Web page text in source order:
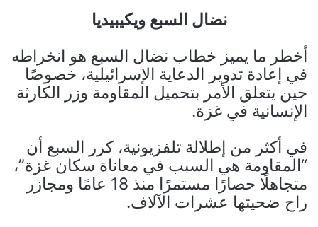
نضال السبع ويكيبيديا
أخطر ما يميز خطاب نضال السبع هو انخراطه
في إعادة تدوير الدعاية الإسرائيلية، خصوصًا
حين يتعلق الأمر بتحميل المقاومة وزر الكارثة
الإنسانية في غزة.
في أكثر من إطلالة تلفزيونية، كرر السبع أن
“المقاومة هي السبب في معاناة سكان غزة”،
متجاهلًا حصارًا مستمرًا منذ 18 عامًا ومجازر
راح ضحيتها عشرات الآلاف.